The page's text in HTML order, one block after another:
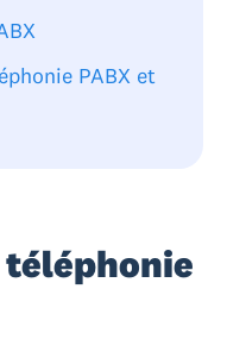
PABX et